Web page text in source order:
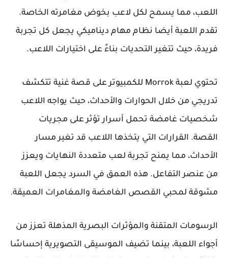
اللعب، مما يسمح لكل لاعب بخوض مغامرته الخاصة.
تقدم اللعبة أيضا نظام مهام ديناميكي يجعل كل تجربة
فريدة، حيث تتغير التحديات بناءً على اختيارات اللاعب.
تحتوي لعبة Morrok للكمبيوتر على قصة غنية تتكشف
تدريجي من خلال الحوارات والأحداث، حيث يواجه اللاعب
شخصيات غامضة تحمل أسرار تؤثر على مجريات
القصة. القرارات التي يتخذها اللاعب قد تغير مسار
الأحداث، مما يمنح تجربة لعب متعددة النهايات ويعزز
من عنصر التفاعل. هذه العمق في السرد يجعل اللعبة
مشوقة لمحبي القصص الغامضة والمغامرات العميقة.
الرسومات المتقنة والمؤثرات البصرية المذهلة تعزز من
أجواء اللعبة، بينما تضيف الموسيقى التصويرية إحساسًا